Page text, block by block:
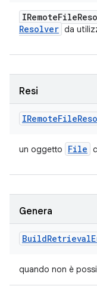
IRemoteFile
Resolver da
Resi
IRemoteFile
un oggetto File
Genera
BuildRetrieval
quando non è